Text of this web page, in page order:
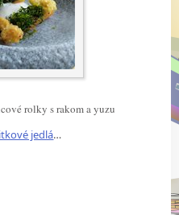
rolky s rakom a yuzu
jedlá…